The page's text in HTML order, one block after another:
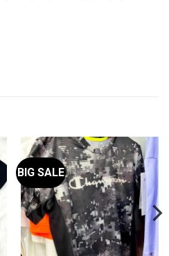
BIG SALE